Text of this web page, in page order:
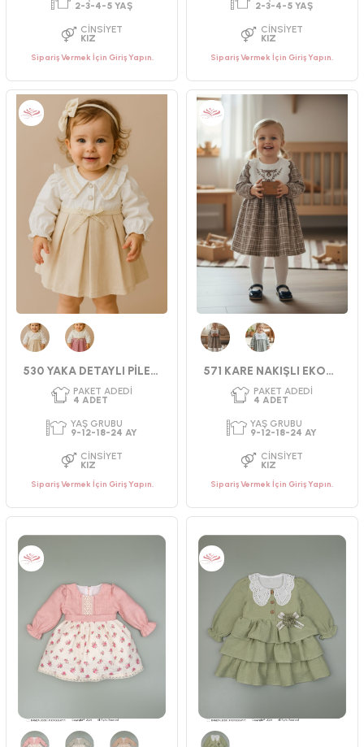
PAKET ADEDI
4ADET
YAŞ GRUBU
2-3-4-5 YAŞ
CINSIYET
Sipariş Vermek İçin Giriş Yapın.
PAKET ADEDI
4ADET
YAŞ GRUBU
2-3-4-5 YAŞ
Sipariş Vermek İçin Giriş Yapın.
530 YAKA DETAYLI PİLELİ ELBİSE
PAKET ADEDI
9-12-18-24 AY
Sipariş Vermek İçin Giriş Yapın.
571 KARE NAKIŞLI EKOSE ELBİSE AYLIK
PAKET ADEDI
4ADET
9-12-18-24 AY
Sipariş Vermek İçin Giriş Yapın.